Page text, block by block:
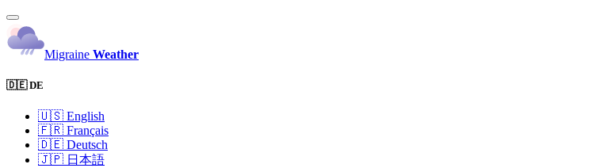
Migraine Weather
🇩🇪 DE
🇺🇸 English
🇫🇷 Français
🇩🇪 Deutsch
🇯🇵 日本語